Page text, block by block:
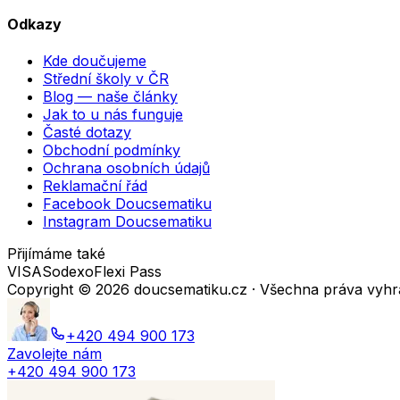
Odkazy
Kde doučujeme
Střední školy v ČR
Blog — naše články
Jak to u nás funguje
Časté dotazy
Obchodní podmínky
Ochrana osobních údajů
Reklamační řád
Facebook Doucsematiku
Instagram Doucsematiku
Přijímáme také
VISASodexoFlexi Pass
Copyright © 2026 doucsematiku.cz · Všechna práva
+420 494 900 173
Zavolejte nám
+420 494 900 173